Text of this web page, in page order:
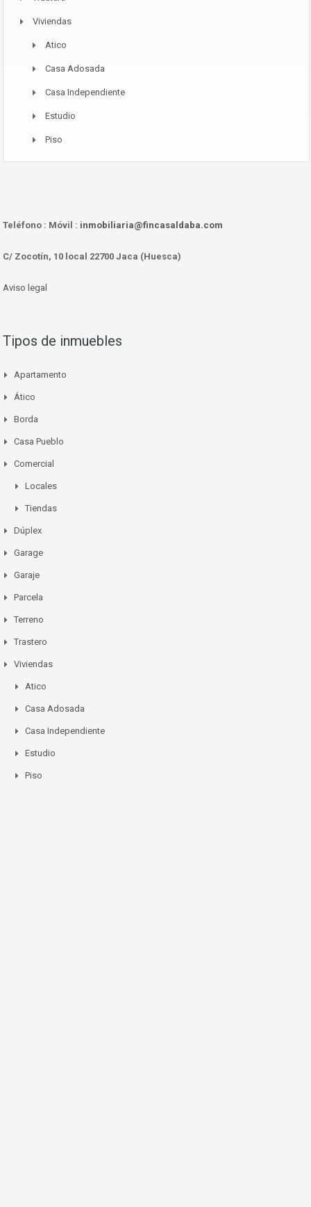
Viviendas
Atico
Casa Adosada
Casa Independiente
Estudio
Piso
Teléfono : Móvil : inmobiliaria@fincasaldaba.com
C/ Zocotín, 10 local 22700 Jaca (Huesca)
Aviso legal
Tipos de inmuebles
Apartamento
Ático
Borda
Casa Pueblo
Comercial
Locales
Tiendas
Dúplex
Garage
Garaje
Parcela
Terreno
Trastero
Viviendas
Atico
Casa Adosada
Casa Independiente
Estudio
Piso